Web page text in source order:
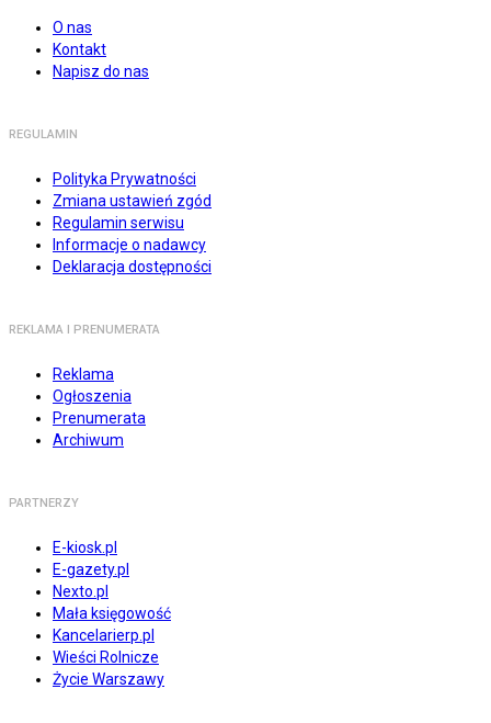
O nas
Kontakt
Napisz do nas
REGULAMIN
Polityka Prywatności
Zmiana ustawień zgód
Regulamin serwisu
Informacje o nadawcy
Deklaracja dostępności
REKLAMA I PRENUMERATA
Reklama
Ogłoszenia
Prenumerata
Archiwum
PARTNERZY
E-kiosk.pl
E-gazety.pl
Nexto.pl
Mała księgowość
Kancelarierp.pl
Wieści Rolnicze
Życie Warszawy